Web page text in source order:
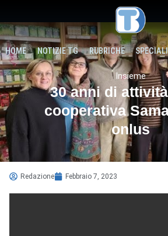
HOME NOTIZIE TG RUBRICHE SPECIALI
Insieme
30 anni di
cooperativa
onlus
Redazione Febbraio 7, 2023